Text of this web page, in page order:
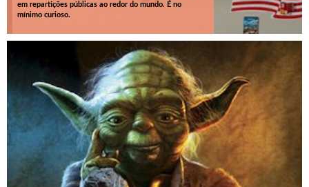
em repartições públicas ao redor do mundo. É no
mínimo curioso.